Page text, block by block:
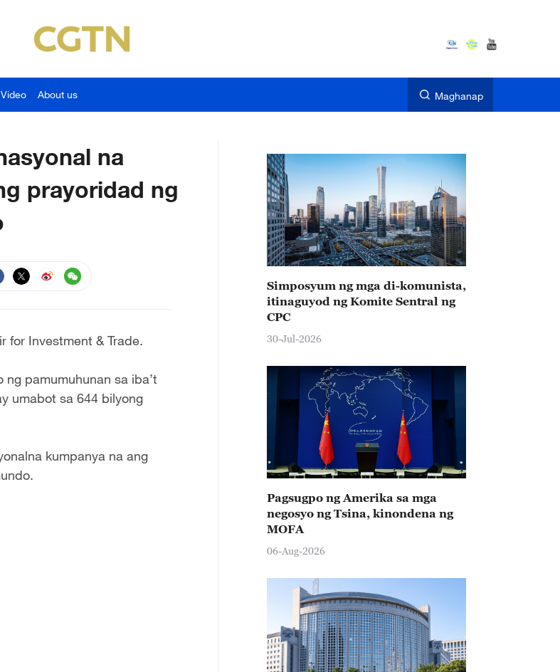
Video About us Maghanap
na
prayoridad ng
for Investment & Trade.
pamumuhunan sa iba’t
umabot sa 644 bilyong
kumpanya na ang
Simposyum ng mga di-komunista,
itinaguyod ng Komite Sentral ng
CPC
30-Jul-2026
Pagsugpo ng Amerika sa mga
negosyo ng Tsina, kinondena ng
MOFA
06-Aug-2026